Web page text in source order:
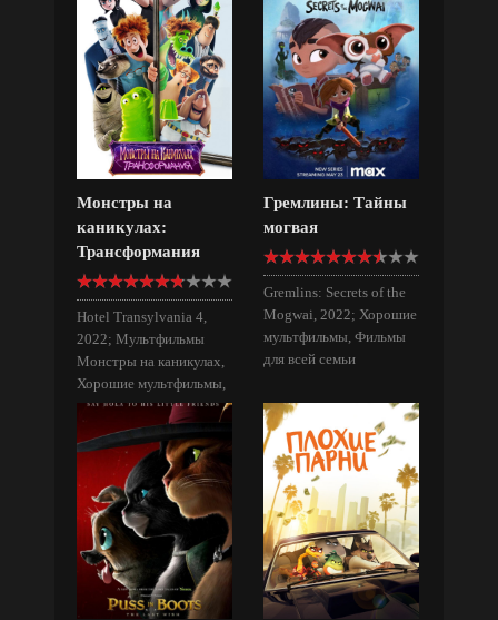
Монстры на
каникулах:
Трансформания
Hotel Transylvania 4,
2022; Мультфильмы
Монстры на каникулах,
Хорошие мультфильмы,
Фильмы для всей семьи
Гремлины: Тайны
могвая
Gremlins: Secrets of the
Mogwai, 2022; Хорошие
мультфильмы, Фильмы
для всей семьи